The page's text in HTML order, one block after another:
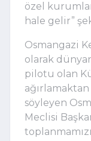
özel
hale gelir”
Osmangazi
olarak
pilotu olan
söyleyen
Meclisi